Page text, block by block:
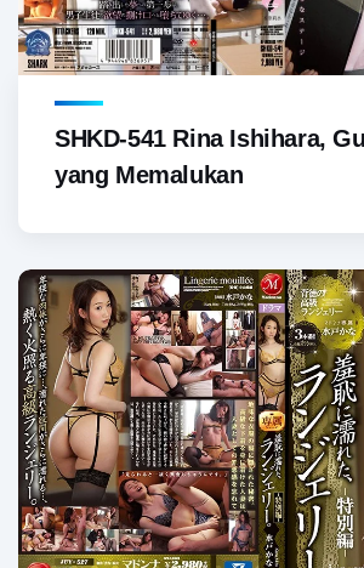
SHKD-541 Rina Ishihara,
yang Memalukan